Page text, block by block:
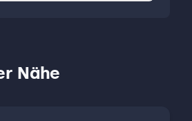
Nähe